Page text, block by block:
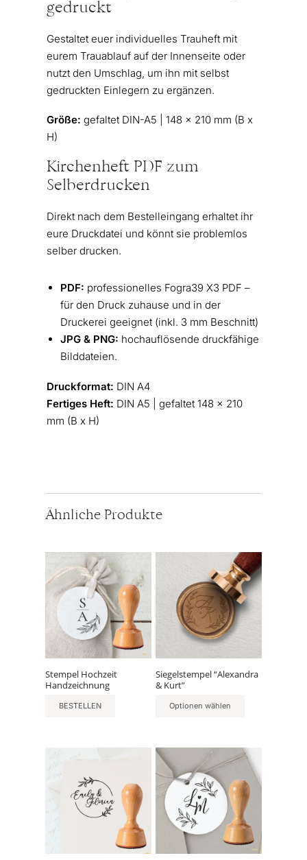
gedruckt
Gestaltet euer individuelles Trauheft mit
eurem Trauablauf auf der Innenseite oder
nutzt den Umschlag, um ihn mit selbst
gedruckten Einlegern zu ergänzen.
Größe: gefaltet DIN-A5 | 148 x 210 mm (B x
H)
Kirchenheft PDF zum
Selberdrucken
Direkt nach dem Bestelleingang erhaltet ihr
eure Druckdatei und könnt sie problemlos
selber drucken.
PDF: professionelles Fogra39 X3 PDF –
für den Druck zuhause und in der
Druckerei geeignet (inkl. 3 mm Beschnitt)
JPG & PNG: hochauflösende druckfähige
Bilddateien.
Druckformat: DIN A4
Fertiges Heft: DIN A5 | gefaltet 148 x 210
mm (B x H)
Ähnliche Produkte
Stempel Hochzeit
Handzeichnung
BESTELLEN
Siegelstempel “Alexandra
& Kurt”
Optionen wählen